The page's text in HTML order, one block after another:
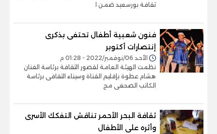
ثقافة بورسعيد ضمن ا
فنون شعبية أطفال تحتفى بذكرى
إنتصارات أكتوبر
الأحد 06/نوفمبر/2022 - 01:28 م
نظمت الهيئة العامة لقصور الثقافة برئاسة الفنان
هشام عطوة بإقليم القناة وسيناء الثقافى برئاسة
الكاتب الصحفى مح
ثقافة البحر الأحمر تناقش التفكك الأسرى
وأثره على الأطفال